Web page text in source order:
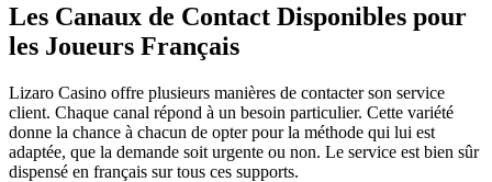
Les Canaux de Contact Disponibles pour
les Joueurs Français
Lizaro Casino offre plusieurs manières de contacter son service
client. Chaque canal répond à un besoin particulier. Cette variété
donne la chance à chacun de opter pour la méthode qui lui est
adaptée, que la demande soit urgente ou non. Le service est bien sûr
dispensé en français sur tous ces supports.